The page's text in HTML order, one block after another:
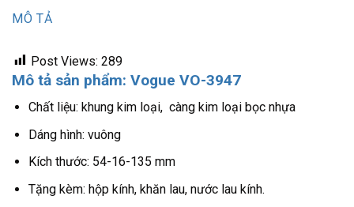
MÔ TẢ
Post Views: 289
Mô tả sản phẩm: Vogue VO-3947
Chất liệu: khung kim loại, càng kim loại bọc nhựa
Dáng hình: vuông
Kích thước: 54-16-135 mm
Tặng kèm: hộp kính, khăn lau, nước lau kính.